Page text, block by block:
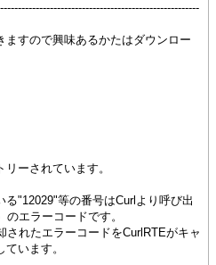
ますので興味あるかたはダウンロー
ーされています。
"12029"等の番号はCurlより呼び出
エラーコードです。
れたエラーコードをCurlRTEがキャ
います。